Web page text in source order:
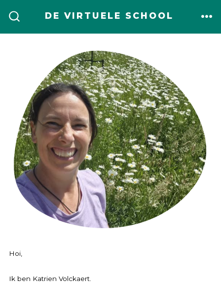
overslaan
DE VIRTUELE SCHOOL
Hoi,
Ik ben Katrien Volckaert.